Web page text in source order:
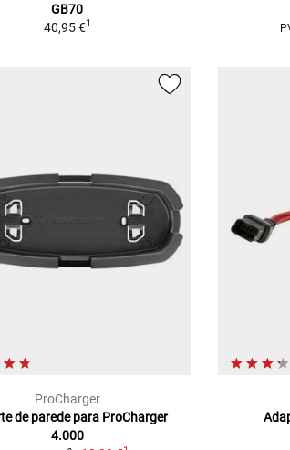
GB70
40,95 €1
ProCharger
de parede para ProCharger
4.000